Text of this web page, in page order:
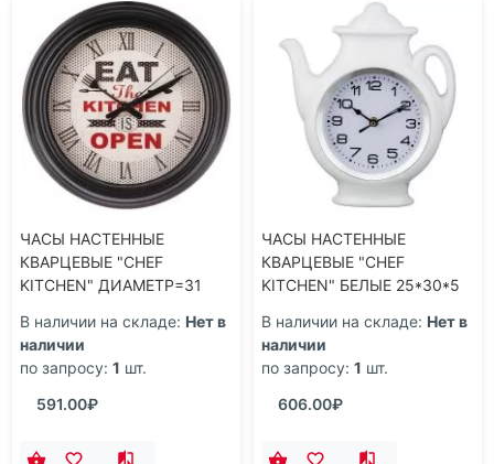
ЧАСЫ НАСТЕННЫЕ
КВАРЦЕВЫЕ "CHEF
KITCHEN" ДИАМЕТР=31
ЦИФЕРБЛАТА=22,5 СМ.
ЦВЕТ:ЧЕРНЫЙ (КОР
В наличии на складе: Нет в
наличии
по запросу: 1 шт.
591.00₽
ЧАСЫ НАСТЕННЫЕ
КВАРЦЕВЫЕ "CHEF
KITCHEN" БЕЛЫЕ 25*30*5
ЦИФЕРБЛАТА=14 СМ.
(КОР=12ШТ.)
В наличии на складе: Нет в
наличии
по запросу: 1 шт.
606.00₽